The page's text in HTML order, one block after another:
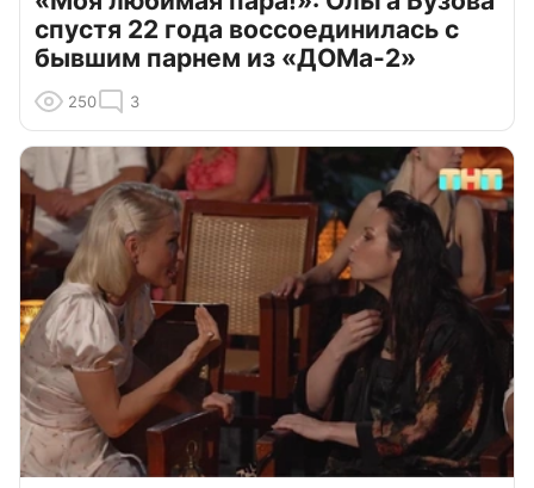
спустя 22 года воссоединилась с
бывшим парнем из «ДОМа-2»
250 3